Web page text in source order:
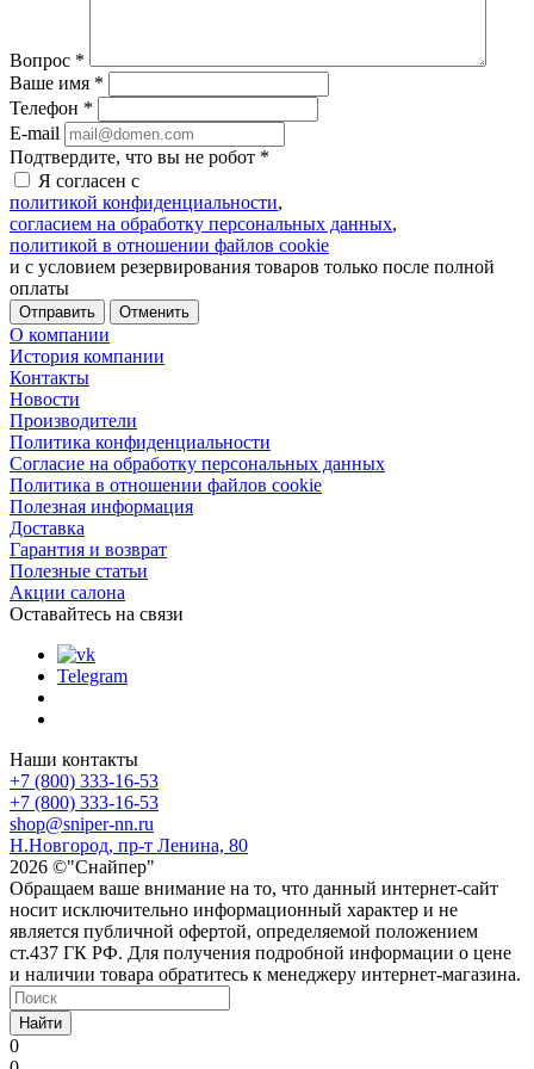
Вопрос *
Ваше имя *
Телефон *
E-mail
Подтвердите, что вы не робот *
Я согласен с
политикой конфиденциальности,
согласием на обработку персональных данных,
политикой в отношении файлов cookie
и с условием резервирования товаров только после полной
оплаты
Отменить
О компании
История компании
Контакты
Новости
Производители
Политика конфиденциальности
Согласие на обработку персональных данных
Политика в отношении файлов cookie
Полезная информация
Доставка
Гарантия и возврат
Полезные статьи
Акции салона
Оставайтесь на связи
Telegram
Наши контакты
+7 (800) 333-16-53
+7 (800) 333-16-53
shop@sniper-nn.ru
Н.Новгород, пр-т Ленина, 80
2026 ©"Снайпер"
Обращаем ваше внимание на то, что данный интернет-сайт
носит исключительно информационный характер и не
является публичной офертой, определяемой положением
ст.437 ГК РФ. Для получения подробной информации о цене
и наличии товара обратитесь к менеджеру интернет-магазина.
Найти
0